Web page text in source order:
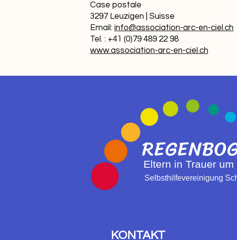
Case postale
3297 Leuzigen | Suisse
Email: info@association-arc-en-ciel.ch
Tel. : +41 (0)79 489 22 98
www.association-arc-en-ciel.ch
Eltern in Trauer um
Selbsthilfevereinigung
KONTAKT